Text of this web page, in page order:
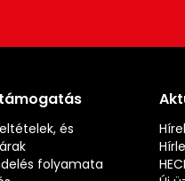
és
folyamata